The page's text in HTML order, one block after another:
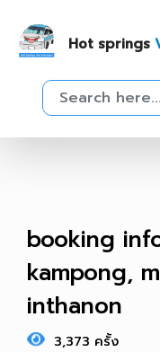
Hot springs
booking
kampong,
inthanon
3,373 ครั้ง